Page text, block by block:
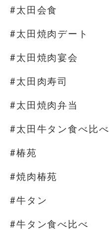
#太田会食
#太田焼肉デート
#太田焼肉宴会
#太田肉寿司
#太田焼肉弁当
#太田牛タン食べ比べ
#椿苑
#焼肉椿苑
#牛タン
#牛タン食べ比べ